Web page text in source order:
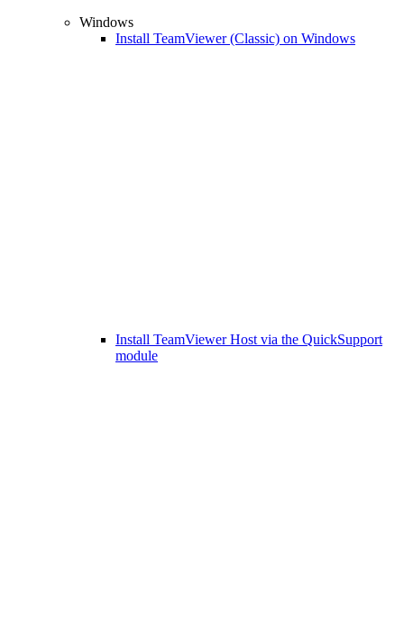
Windows
Install TeamViewer (Classic) on Windows
Install TeamViewer Host via the QuickSupport
module